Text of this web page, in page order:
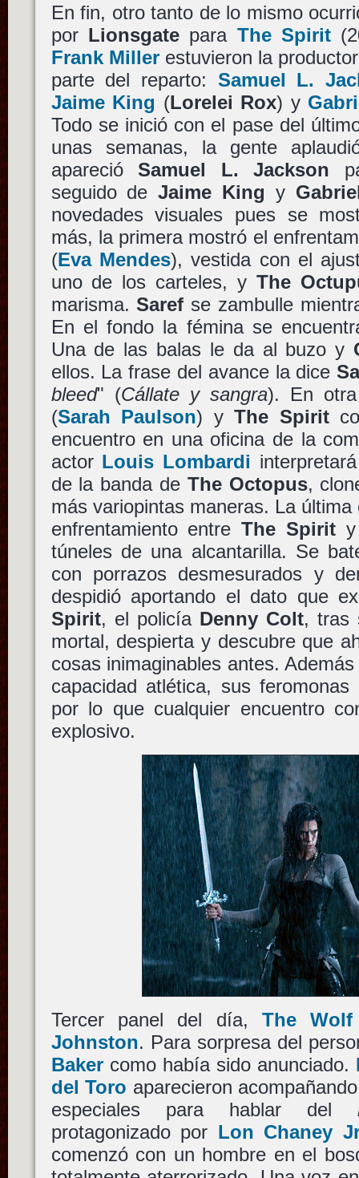
En fin, otro tanto de lo mismo
por Lionsgatepara The Spirit
Frank Millerestuvieron la
parte del reparto: Samuel L.
Jaime King (Lorelei Rox) y
Todo se inició con el pase del
unas semanas, la gente
aparecióSamuel L. Jackson
seguido deJaime King y
novedades visuales pues se
más, la primera mostró el
(Eva Mendes), vestida con el
uno de los carteles, yThe
marisma.Saref se zambulle
En el fondo la fémina se
Una de las balas le da al buzo y
ellos. La frase del avance la dice
bleed" (Cállate y sangra). En
(Sarah Paulson) yThe Spirit
encuentro en una oficina de la
actor Louis Lombardi
de la banda de The Octopus,
más variopintas maneras. La
enfrentamiento entreThe Spirit
túneles de una alcantarilla. Se
con porrazos desmesurados y
despidió aportando el dato que
Spirit, el policía Denny Colt, tras
mortal, despierta y descubre que
cosas inimaginables antes.
capacidad atlética, sus
por lo que cualquier encuentro
explosivo.
Tercer panel del día, The Wolf
Johnston. Para sorpresa del
Bakercomo había sido anunciado.
del Toro aparecieron
especiales para hablar del
protagonizado por Lon Chaney
comenzó con un hombre en el